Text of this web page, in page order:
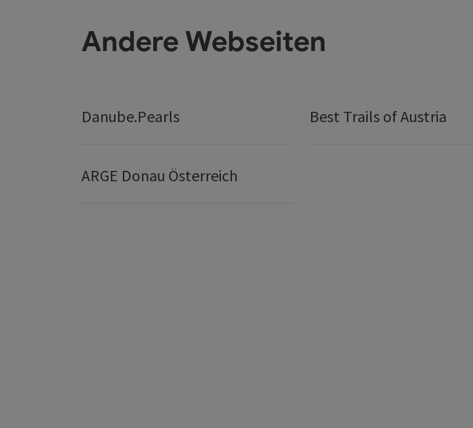
Andere Webseiten
Danube.Pearls Best Trails of Austria
ARGE Donau Österreich